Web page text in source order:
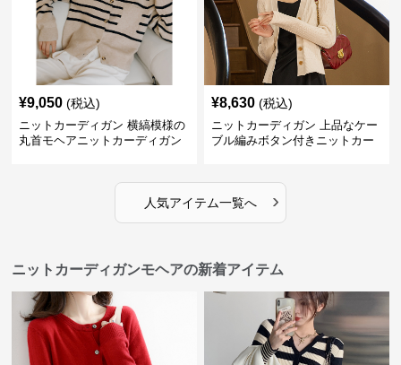
¥9,050 (税込)
ニットカーディガン 横縞模様の
丸首モヘアニットカーディガン
¥8,630 (税込)
ニットカーディガン 上品なケー
ブル編みボタン付きニットカー
人気アイテム一覧へ ›
ニットカーディガンモヘアの新着アイテム